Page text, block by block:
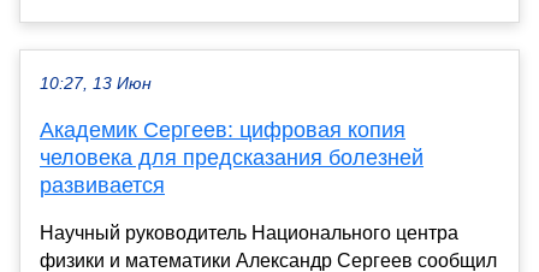
10:27, 13 Июн
Академик Сергеев: цифровая копия
человека для предсказания болезней
развивается
Научный руководитель Национального центра
физики и математики Александр Сергеев сообщил